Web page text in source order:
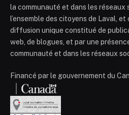
la communauté et dans les réseaux
l’ensemble des citoyens de Laval,
diffusion unique constitué de
web, de blogues, et par une
communauté et dans les réseaux
Financé par le gouvernement du